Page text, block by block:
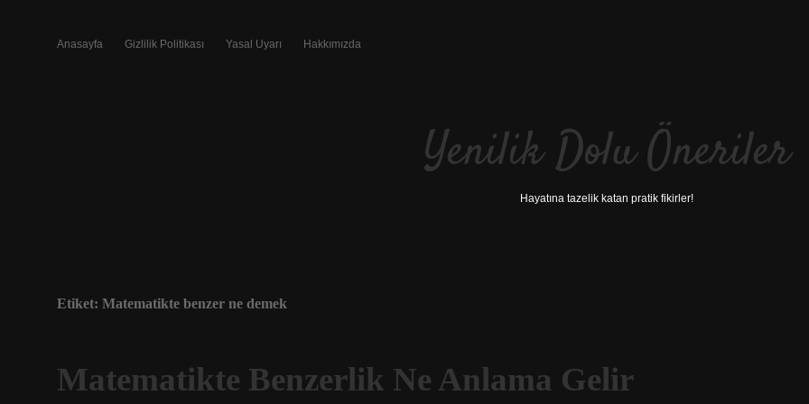
Anasayfa Gizlilik Politikası Yasal Uyarı Hakkımızda
Yenilik Dolu Öneriler
Hayatına tazelik katan pratik fikirler!
Etiket: Matematikte benzer ne demek
Matematikte Benzerlik Ne Anlama Gelir